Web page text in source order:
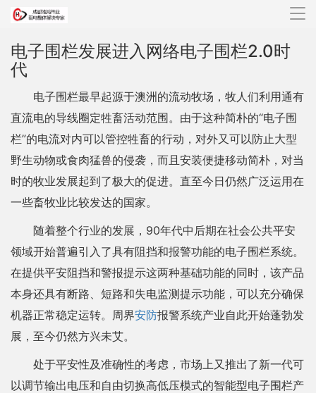
导
电子围栏发展进入网络电子围栏2.0时
代
电子围栏最早起源于澳洲的流动牧场，牧人们利用通有
直流电的导线圈定牲畜活动范围。由于这种简朴的“电子围
栏”的电流对内可以管控牲畜的行动，对外又可以防止大型
野生动物或食肉猛兽的侵袭，而且安装便捷移动简朴，对当
时的牧业发展起到了极大的促进。直至今日仍然广泛运用在
一些畜牧业比较发达的国家。
随着整个行业的发展，90年代中后期在社会公共平安
领域开始普遍引入了具有阻挡和报警功能的电子围栏系统。
在提供平安阻挡和警报提示这两种基础功能的同时，该产品
本身还具有断路、短路和失电监测提示功能，可以充分确保
机器正常稳定运转。周界安防报警系统产业自此开始蓬勃发
展，至今仍然方兴未艾。
处于平安性及准确性的考虑，市场上又推出了新一代可
以调节输出电压和自由切换高低压模式的智能型电子围栏产